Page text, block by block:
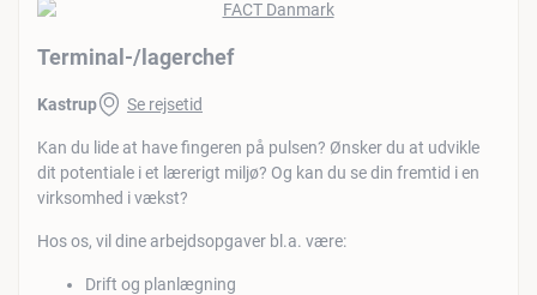
Terminal-/​lagerchef
Kastrup Se rejsetid
Kan du lide at have fingeren på pulsen? Ønsker du at udvikle
dit potentiale i et lærerigt miljø? Og kan du se din fremtid i en
virksomhed i vækst?
Hos os, vil dine arbejdsopgaver bl.a. være:
Drift og planlægning